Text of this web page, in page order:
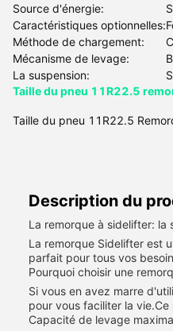
Source d'énergie:
Caractéristiques optionnelles:
Méthode de chargement:
Mécanisme de levage:
La suspension:
Taille du pneu 11R22.5
Taille du pneu 11R22.5
Description du
La remorque à sidelifter: la
La remorque Sidelifter est
parfait pour tous vos
Pourquoi choisir une
Si vous en avez marre
pour vous faciliter la
Capacité de levage